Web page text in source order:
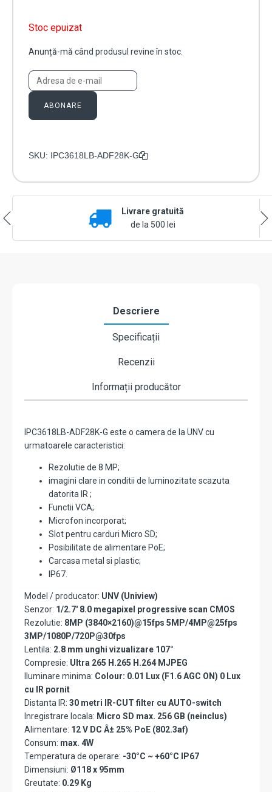
Stoc epuizat
Anunță-mă când produsul revine în stoc.
ABONARE
SKU: IPC3618LB-ADF28K-G
Livrare gratuită
de la 500 lei
Descriere
Specificații
Recenzii
Informații producător
IPC3618LB-ADF28K-G este o camera de la UNV cu
urmatoarele caracteristici:
Rezolutie de 8 MP;
imagini clare in conditii de luminozitate scazuta
datorita IR ;
Functii VCA;
Microfon incorporat;
Slot pentru carduri Micro SD;
Posibilitate de alimentare PoE;
Carcasa metal si plastic;
IP67.
Model / producator: UNV (Uniview)
Senzor: 1/2.7' 8.0 megapixel progressive scan CMOS
Rezolutie: 8MP (3840×2160)@15fps 5MP/4MP@25fps
3MP/1080P/720P@30fps
Lentila: 2.8 mm unghi vizualizare 107°
Compresie: Ultra 265 H.265 H.264 MJPEG
Iluminare minima: Colour: 0.01 Lux (F1.6 AGC ON) 0 Lux
cu IR pornit
Distanta IR: 30 metri IR-CUT filter cu AUTO-switch
Inregistrare locala: Micro SD max. 256 GB (neinclus)
Alimentare: 12 V DC Â± 25% PoE (802.3af)
Consum: max. 4W
Temperatura de operare: -30°C ~ +60°C IP67
Dimensiuni: Ø118 x 95mm
Greutate: 0.29 Kg